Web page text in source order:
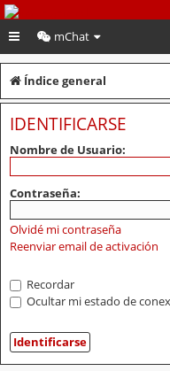
PeruVoley.com
mChat
Índice general
IDENTIFICARSE
Nombre de Usuario:
Contraseña:
Olvidé mi contraseña
Reenviar email de activación
Recordar
Ocultar mi estado de